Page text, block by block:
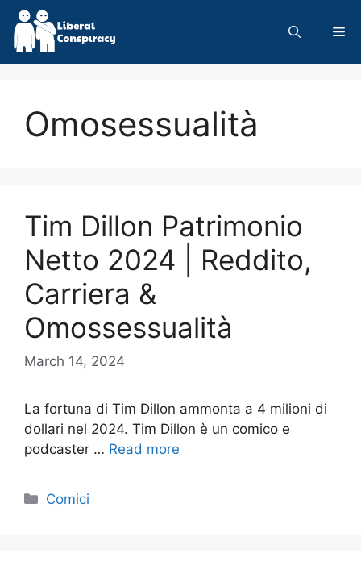
Skip
content
Omosessualità
Tim Dillon Patrimonio
Netto 2024 | Reddito,
Carriera &
Omossessualità
March 14, 2024
La fortuna di Tim Dillon ammonta a 4 milioni di
dollari nel 2024. Tim Dillon è un comico e
podcaster … Read more
Categories
Comici